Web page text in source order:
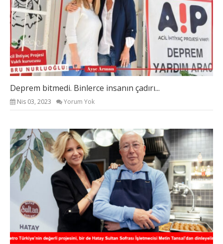
Deprem bitmedi. Binlerce insanın çadırı...
Nis 03, 2023 Yorum Yok